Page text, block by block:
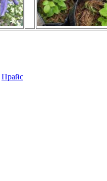
Прайс